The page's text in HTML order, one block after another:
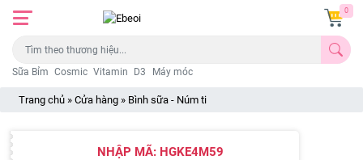
Sữa Bỉm Cosmic Vitamin D3 Máy móc
0
Trang chủ »Cửa hàng » Bình sữa - Núm ti
NHẬP MÃ: HGKE4M59